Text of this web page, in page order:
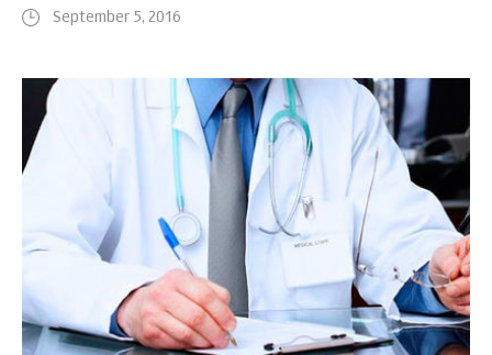
September 5, 2016